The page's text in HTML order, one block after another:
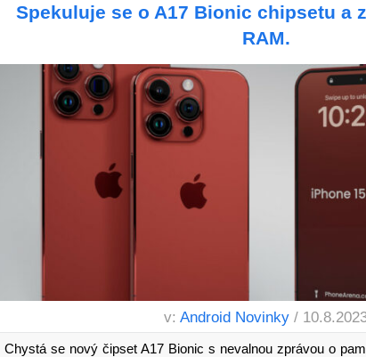
Spekuluje se o A17 Bionic chipsetu a
RAM.
v:Android Novinky /
Chystá se nový čipset A17 Bionic s nevalnou zprávou o